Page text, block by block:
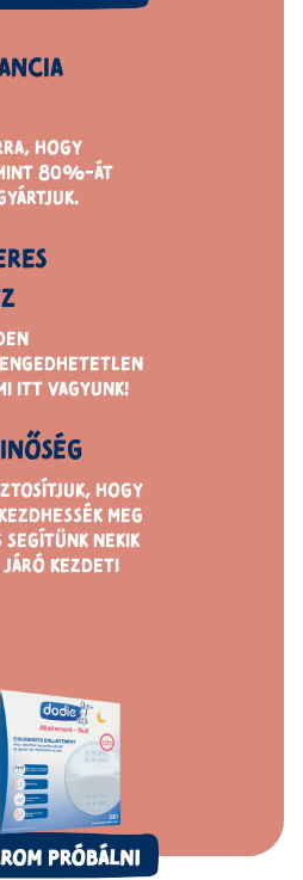
HOGY
80%-ÁT
ITT VAGYUNK!
HOGY
MEG
SEGÍTÜNK NEKIK
JÁRÓ KEZDETI